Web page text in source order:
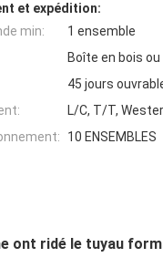
et expédition:
min:
1 ensemble
Boîte en bois
45 jours
L/C, T/T,
10 ENSEMBLES
ont ridé le tuyau